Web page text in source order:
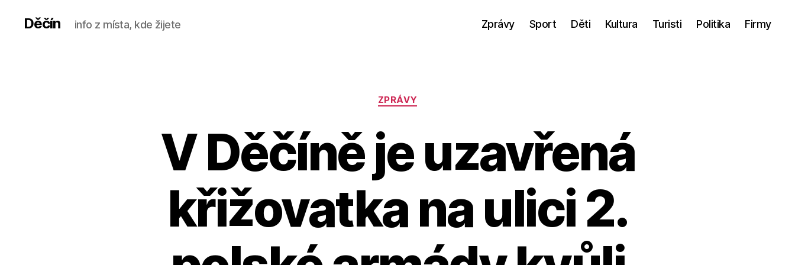
Děčín info z místa, kde žijete Zprávy Sport Děti Kultura Turisti Politika Firmy
Rubriky
ZPRÁVY
V Děčíně je uzavřená
křižovatka na ulici 2.